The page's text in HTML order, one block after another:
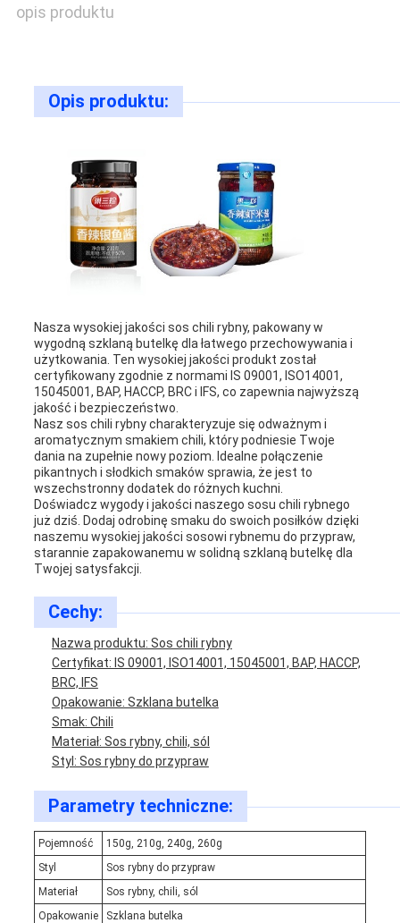
POLICY
opis produktu
Opis produktu:
Nasza wysokiej jakości sos chili rybny, pakowany w
wygodną szklaną butelkę dla łatwego przechowywania i
użytkowania. Ten wysokiej jakości produkt został
certyfikowany zgodnie z normami IS 09001, ISO14001,
15045001, BAP, HACCP, BRC i IFS, co zapewnia najwyższą
jakość i bezpieczeństwo.
Nasz sos chili rybny charakteryzuje się odważnym i
aromatycznym smakiem chili, który podniesie Twoje
dania na zupełnie nowy poziom. Idealne połączenie
pikantnych i słodkich smaków sprawia, że jest to
wszechstronny dodatek do różnych kuchni.
Doświadcz wygody i jakości naszego sosu chili rybnego
już dziś. Dodaj odrobinę smaku do swoich posiłków dzięki
naszemu wysokiej jakości sosowi rybnemu do przypraw,
starannie zapakowanemu w solidną szklaną butelkę dla
Twojej satysfakcji.
Cechy:
Nazwa produktu: Sos chili rybny
Certyfikat: IS 09001, ISO14001, 15045001, BAP, HACCP,
BRC, IFS
Opakowanie: Szklana butelka
Smak: Chili
Materiał: Sos rybny, chili, sól
Styl: Sos rybny do przypraw
Parametry techniczne:
Pojemność
150g, 210g, 240g, 260g
Styl
Sos rybny do przypraw
Materiał
Sos rybny, chili, sól
Opakowanie
Szklana butelka